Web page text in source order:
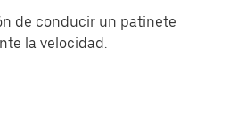
de conducir un patinete
la velocidad.